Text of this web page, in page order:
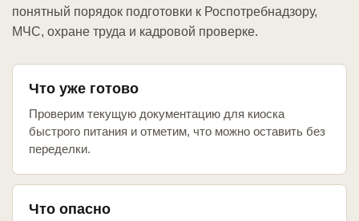
понятный порядок подготовки к Роспотребнадзору,
МЧС, охране труда и кадровой проверке.
Что уже готово
Проверим текущую документацию для киоска
быстрого питания и отметим, что можно оставить без
переделки.
Что опасно